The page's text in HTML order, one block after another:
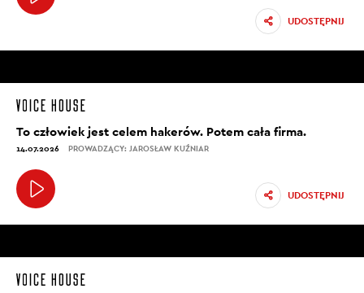
UDOSTĘPNIJ
To człowiek jest celem hakerów. Potem cała firma.
14.07.2026 PROWADZĄCY: JAROSŁAW KUŹNIAR
UDOSTĘPNIJ